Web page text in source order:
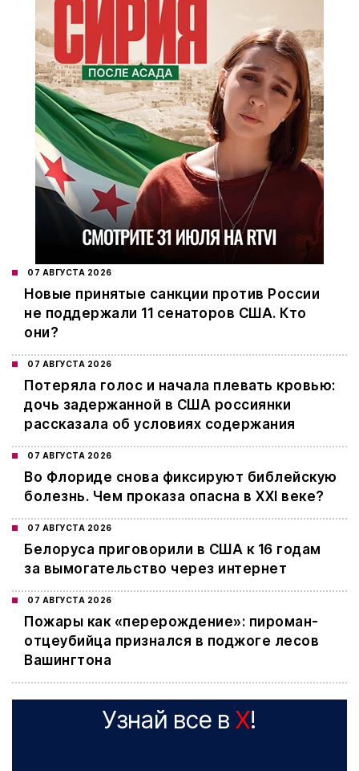
07 АВГУСТА 2026
Новые принятые санкции против России
не поддержали 11 сенаторов США. Кто
они?
07 АВГУСТА 2026
Потеряла голос и начала плевать кровью:
дочь задержанной в США россиянки
рассказала об условиях содержания
07 АВГУСТА 2026
Во Флориде снова фиксируют библейскую
болезнь. Чем проказа опасна в XXI веке?
07 АВГУСТА 2026
Белоруса приговорили в США к 16 годам
за вымогательство через интернет
07 АВГУСТА 2026
Пожары как «перерождение»: пироман-
отцеубийца признался в поджоге лесов
Вашингтона
Узнай все в X!